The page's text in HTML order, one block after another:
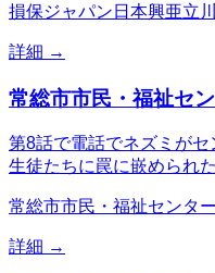
損保ジャパン日本興亜立
詳細 →
常総市市民・福祉セ
第8話で電話でネズミが
生徒たちに罠に嵌められ
常総市市民・福祉センタ
詳細 →